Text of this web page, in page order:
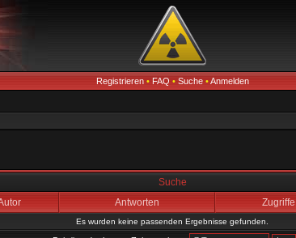
Registrieren• FAQ • Suche•Anmelden
Suche
Antworten Zugriffe
Es wurden keine passenden Ergebnisse gefunden.